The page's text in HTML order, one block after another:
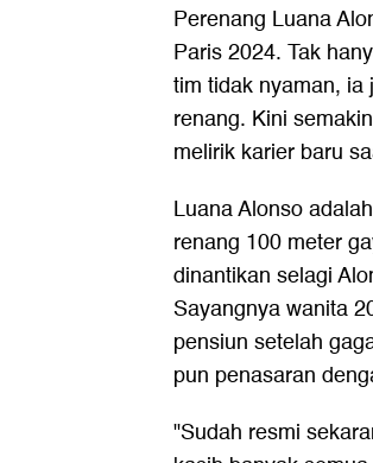
Perenang Luana
Paris 2024. Tak
tim tidak nyaman,
renang. Kini
melirik karier baru
Luana Alonso
renang 100 meter
dinantikan selagi
Sayangnya wanita
pensiun setelah
pun penasaran
"Sudah resmi